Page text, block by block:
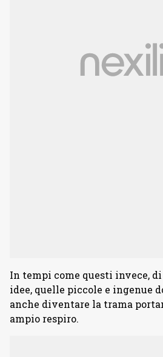
In tempi come questi invece,
idee, quelle piccole e ingenue
anche diventare la trama
ampio respiro.